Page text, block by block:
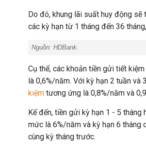
Do đó, khung lãi suất huy động
các kỳ hạn từ 1 tháng đến 36
Nguồn: HDBank.
Cụ thể, các khoản tiền gửi tiết
là 0,6%/năm. Với kỳ hạn 2 tuần và
kiệm tương ứng là 0,8%/năm và
Kế đến, tiền gửi kỳ hạn 1 - 5
mức là 6%/năm và kỳ hạn 6
cùng kỳ tháng trước.